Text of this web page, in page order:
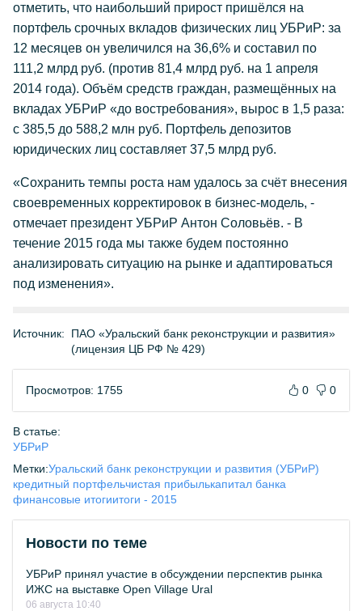
отметить, что наибольший прирост пришёлся на
портфель срочных вкладов физических лиц УБРиР: за
12 месяцев он увеличился на 36,6% и составил по
111,2 млрд руб. (против 81,4 млрд руб. на 1 апреля
2014 года). Объём средств граждан, размещённых на
вкладах УБРиР «до востребования», вырос в 1,5 раза:
с 385,5 до 588,2 млн руб. Портфель депозитов
юридических лиц составляет 37,5 млрд руб.
«Сохранить темпы роста нам удалось за счёт внесения
своевременных корректировок в бизнес-модель, -
отмечает президент УБРиР Антон Соловьёв. - В
течение 2015 года мы также будем постоянно
анализировать ситуацию на рынке и адаптироваться
под изменения».
Источник:
ПАО «Уральский банк реконструкции и развития»
(лицензия ЦБ РФ № 429)
Просмотров: 1755 0 0
В статье:
УБРиР
Метки:Уральский банк реконструкции и развития (УБРиР)
кредитный портфельчистая прибылькапитал банка
финансовые итогиитоги - 2015
Новости по теме
УБРиР принял участие в обсуждении перспектив рынка
ИЖС на выставке Open Village Ural
06 августа 10:40